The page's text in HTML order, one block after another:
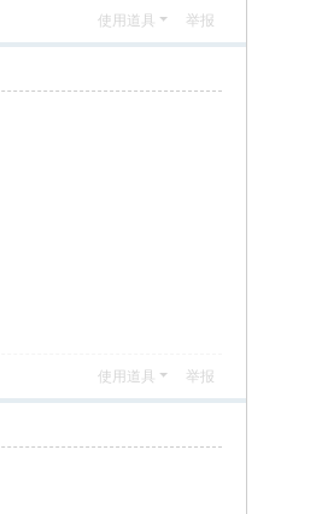
使用道具 举报
使用道具 举报